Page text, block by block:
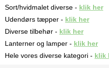
Sort/hvidmalet diverse - klik her
Udendørs tæpper - klik her
Diverse tilbehør - klik her
Lanterner og lamper - klik her
Hele vores diverse kategori - klik